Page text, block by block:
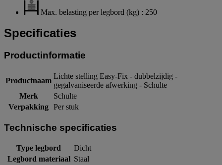
Max. belasting per legbord (kg) : 250
Specificaties
Productinformatie
Productnaam
Lichte stelling Easy-Fix - dubbelzijdig -
gegalvaniseerde afwerking - Schulte
Merk
Schulte
Verpakking Per stuk
Technische specificaties
Type legbord
Dicht
Legbord materiaal Staal